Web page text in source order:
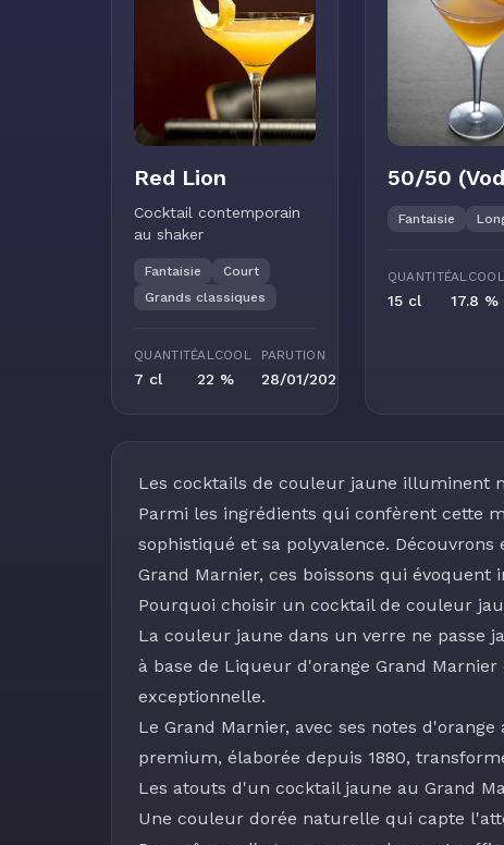
Red Lion
Cocktail contemporain
au shaker
Fantaisie
Court
Grands classiques
QUANTITÉ
7 cl
ALCOOL
22 %
PARUTION
28/01/2022
50/50
Fantaisie
QUANTITÉ
15 cl
ALCOOL
17.8 %
Les cocktails de couleur jaune illuminent
Parmi les ingrédients qui confèrent cette
sophistiqué et sa polyvalence.
Grand Marnier, ces boissons qui
Pourquoi choisir un cocktail de couleur
La couleur jaune dans un verre ne passe
à base de Liqueur d'orange Grand
exceptionnelle.
Le Grand Marnier, avec ses notes
premium, élaborée depuis 1880,
Les atouts d'un cocktail jaune au Grand
Une couleur dorée naturelle qui capte